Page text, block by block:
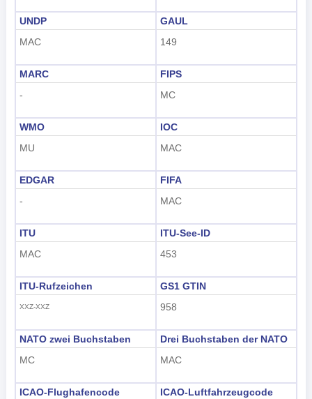
UNDP
MAC
GAUL
149
MARC
-
FIPS
MC
WMO
MU
IOC
MAC
EDGAR
-
FIFA
MAC
ITU
MAC
ITU-See-ID
453
ITU-Rufzeichen
XXZ-XXZ
GS1 GTIN
958
NATO zwei Buchstaben
MC
Drei Buchstaben der NATO
MAC
ICAO-Flughafencode
ICAO-Luftfahrzeugcode